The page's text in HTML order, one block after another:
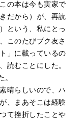
の本は今も実家で
だから）が、再読
という、私にとっ
このたびブク友さ
」に載っているの
読むことにした。
晴らしいので、ハ
、まあそこは経験
て挫折したことや